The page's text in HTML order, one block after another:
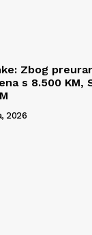
Zbog
s 8.500 KM,
2026